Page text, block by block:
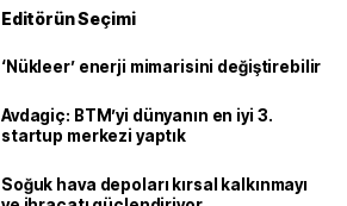
Editörün Seçimi
‘Nükleer’ enerji mimarisini değiştirebilir
Avdagiç: BTM’yi dünyanın en iyi 3.
startup merkezi yaptık
Soğuk hava depoları kırsal kalkınmayı